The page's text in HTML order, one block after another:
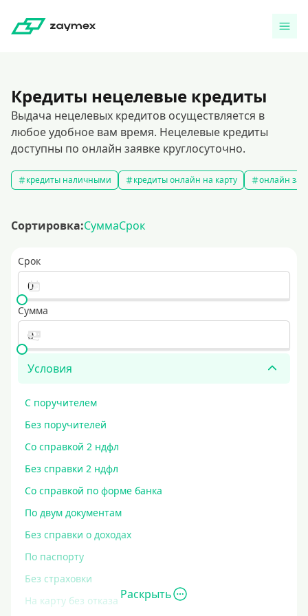
Кредиты нецелевые кредиты
Выдача нецелевых кредитов осуществляется в
любое удобное вам время. Нецелевые кредиты
доступны по онлайн заявке круглосуточно.
кредиты наличными кредиты онлайн на карту онлайн
Сортировка:СуммаСрок
Срок
Сумма
Условия
С поручителем
Без поручителей
Со справкой 2 ндфл
Без справки 2 ндфл
Со справкой по форме банка
По двум документам
Без справки о доходах
По паспорту
Без страховки
На карту без отказа Раскрыть